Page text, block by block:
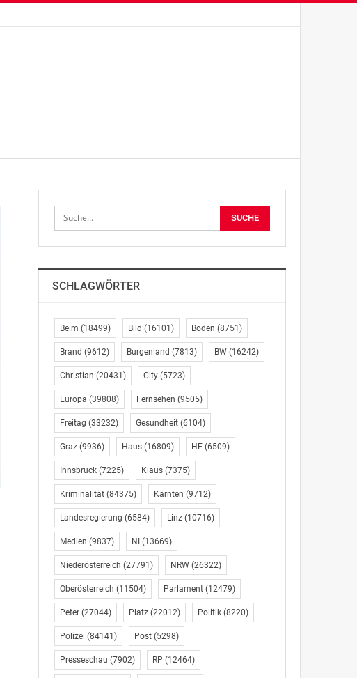
SCHLAGWÖRTER
Beim (18499) Bild (16101) Boden (8751)
Brand (9612) Burgenland (7813) BW(16242)
Christian (20431) City(5723)
Europa (39808) Fernsehen (9505)
Freitag (33232) Gesundheit(6104)
Graz(9936) Haus(16809) HE(6509)
Innsbruck(7225) Klaus(7375)
Kriminalität(84375) Kärnten (9712)
Landesregierung (6584) Linz(10716)
Medien (9837) NI (13669)
Niederösterreich (27791) NRW(26322)
Oberösterreich (11504) Parlament(12479)
Peter(27044) Platz(22012) Politik(8220)
Polizei (84141) Post(5298)
Presseschau (7902) RP (12464)